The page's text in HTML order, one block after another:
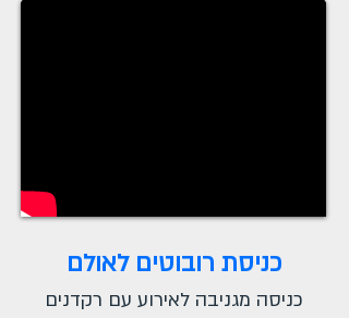
כניסת רובוטים לאולם
כניסה מגניבה לאירוע עם רקדנים